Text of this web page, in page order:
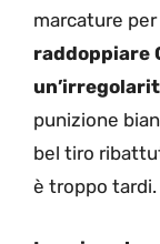
marcature
raddoppiare
punizione
bel tiro
è troppo tardi.